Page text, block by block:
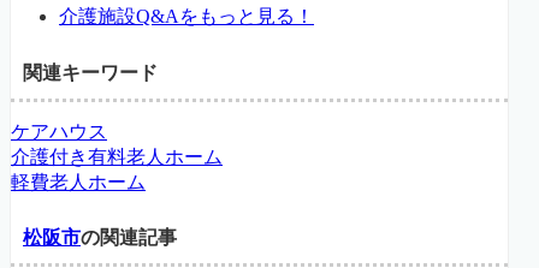
介護施設Q&Aをもっと見る！
関連キーワード
ケアハウス
介護付き有料老人ホーム
軽費老人ホーム
松阪市の関連記事